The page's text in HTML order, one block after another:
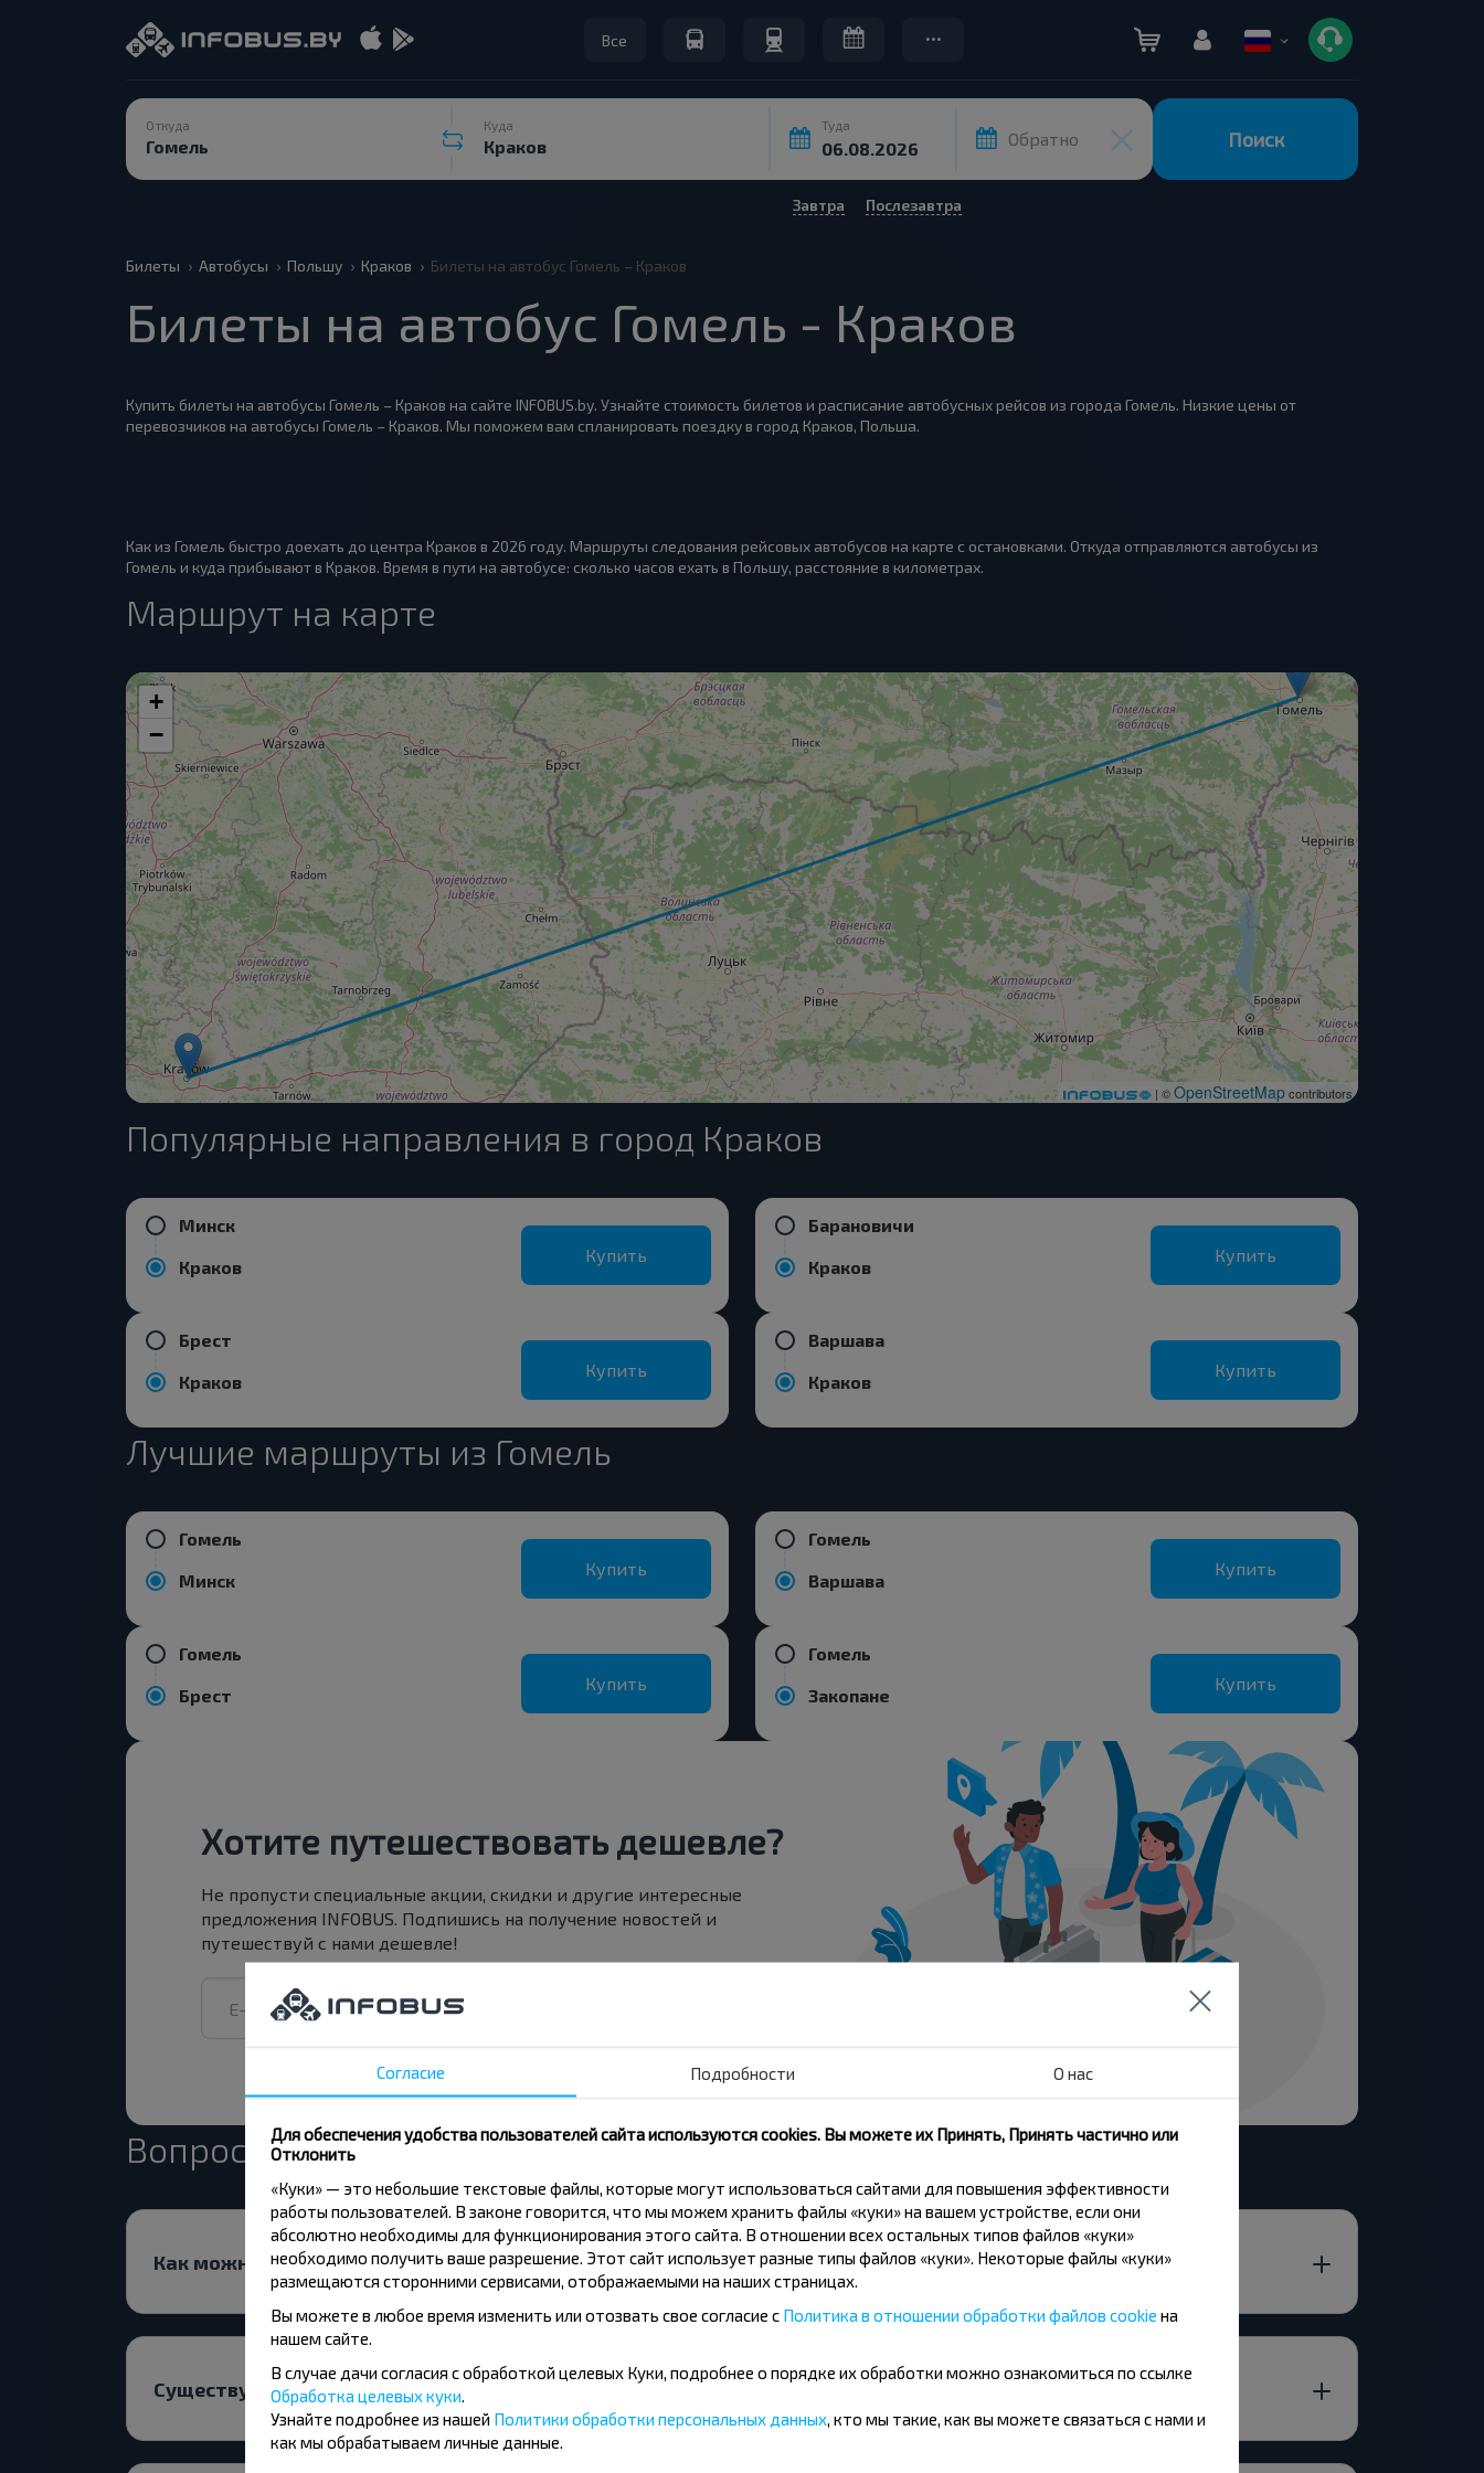
Все
Откуда Куда Туда
Обратно Поиск
Завтра Послезавтра
Билеты Автобусы Польшу Краков Билеты на автобус Гомель – Краков
Билеты на автобус Гомель - Краков
Купить билеты на автобусы Гомель – Краков на сайте INFOBUS.by. Узнайте стоимость билетов и расписание автобусных рейсов из города Гомель. Низкие цены от
перевозчиков на автобусы Гомель – Краков. Мы поможем вам спланировать поездку в город Краков, Польша.
Как из Гомель быстро доехать до центра Краков в 2026 году. Маршруты следования рейсовых автобусов на карте с остановками. Откуда отправляются автобусы из
Гомель и куда прибывают в Краков. Время в пути на автобусе: сколько часов ехать в Польшу, расстояние в километрах.
Маршрут на карте
+
−
| ©OpenStreetMapcontributors
Популярные направления в город Краков
Минск
Краков
Купить
Брест
Краков
Купить
Барановичи
Краков
Купить
Варшава
Краков
Купить
Лучшие маршруты из Гомель
Гомель
Минск
Купить
Гомель
Брест
Купить
Гомель
Варшава
Купить
Гомель
Закопане
Купить
Хотите путешествовать дешевле?
Не пропусти специальные акции, скидки и другие интересные
предложения INFOBUS. Подпишись на получение новостей и
путешествуй с нами дешевле!
Вопрос - Ответ
Как можно купить билеты на автобус Гомель-Краков?
Существуют ли ограничения на поездки по направлению Гомель-Краков?
Согласие Подробности О нас
Для обеспечения удобства пользователей сайта используются cookies. Вы можете их Принять, Принять частично или
Отклонить
«Куки» — это небольшие текстовые файлы, которые могут использоваться сайтами для повышения эффективности
работы пользователей. В законе говорится, что мы можем хранить файлы «куки» на вашем устройстве, если они
абсолютно необходимы для функционирования этого сайта. В отношении всех остальных типов файлов «куки»
необходимо получить ваше разрешение. Этот сайт использует разные типы файлов «куки». Некоторые файлы «куки»
размещаются сторонними сервисами, отображаемыми на наших страницах.
Вы можете в любое время изменить или отозвать свое согласие с Политика в отношении обработки файлов cookie на
нашем сайте.
В случае дачи согласия с обработкой целевых Куки, подробнее о порядке их обработки можно ознакомиться по ссылке
Обработка целевых куки
Узнайте подробнее из нашей Политики обработки персональных данных , кто мы такие, как вы можете связаться с нами и
как мы обрабатываем личные данные.